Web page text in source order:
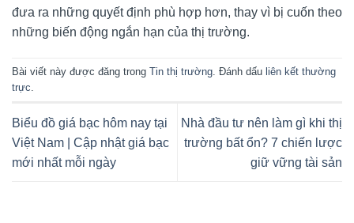
đưa ra những quyết định phù hợp hơn, thay vì bị cuốn theo
những biến động ngắn hạn của thị trường.
Bài viết này được đăng trong Tin thị trường . Đánh dấu liên kết thường
trực
Biểu đồ giá bạc hôm nay tại
Việt Nam | Cập nhật giá bạc
mới nhất mỗi ngày
Nhà đầu tư nên làm gì khi thị
trường bất ổn? 7 chiến lược
giữ vững tài sản